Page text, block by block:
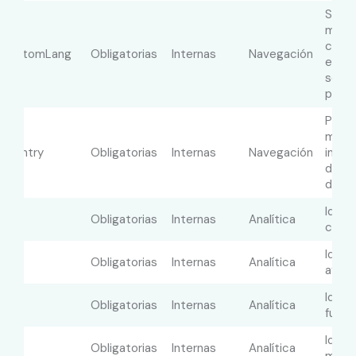
Obligatorias Internas Navegación
Se
el
por
Obligatorias Internas Navegación
Obligatorias Internas Analítica
Obligatorias Internas Analítica
Obligatorias Internas Analítica
Obligatorias Internas Analítica